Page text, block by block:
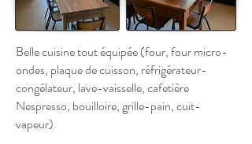
Belle cuisine tout équipée (four, four micro-
ondes, plaque de cuisson, réfrigérateur-
congélateur, lave-vaisselle, cafetière
Nespresso, bouilloire, grille-pain, cuit-
vapeur)